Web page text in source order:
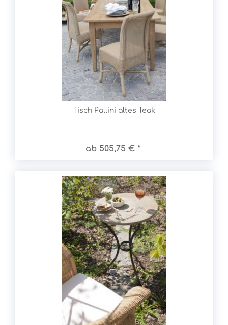
Tisch Pallini altes Teak
ab 505,75 € *